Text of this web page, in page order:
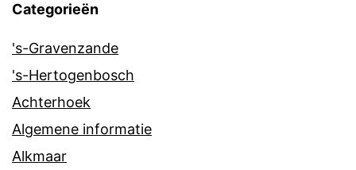
Categorieën
's-Gravenzande
's-Hertogenbosch
Achterhoek
Algemene informatie
Alkmaar